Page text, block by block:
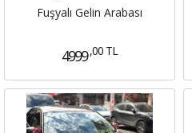
Fuşyalı Gelin Arabası
4999 ,00 TL